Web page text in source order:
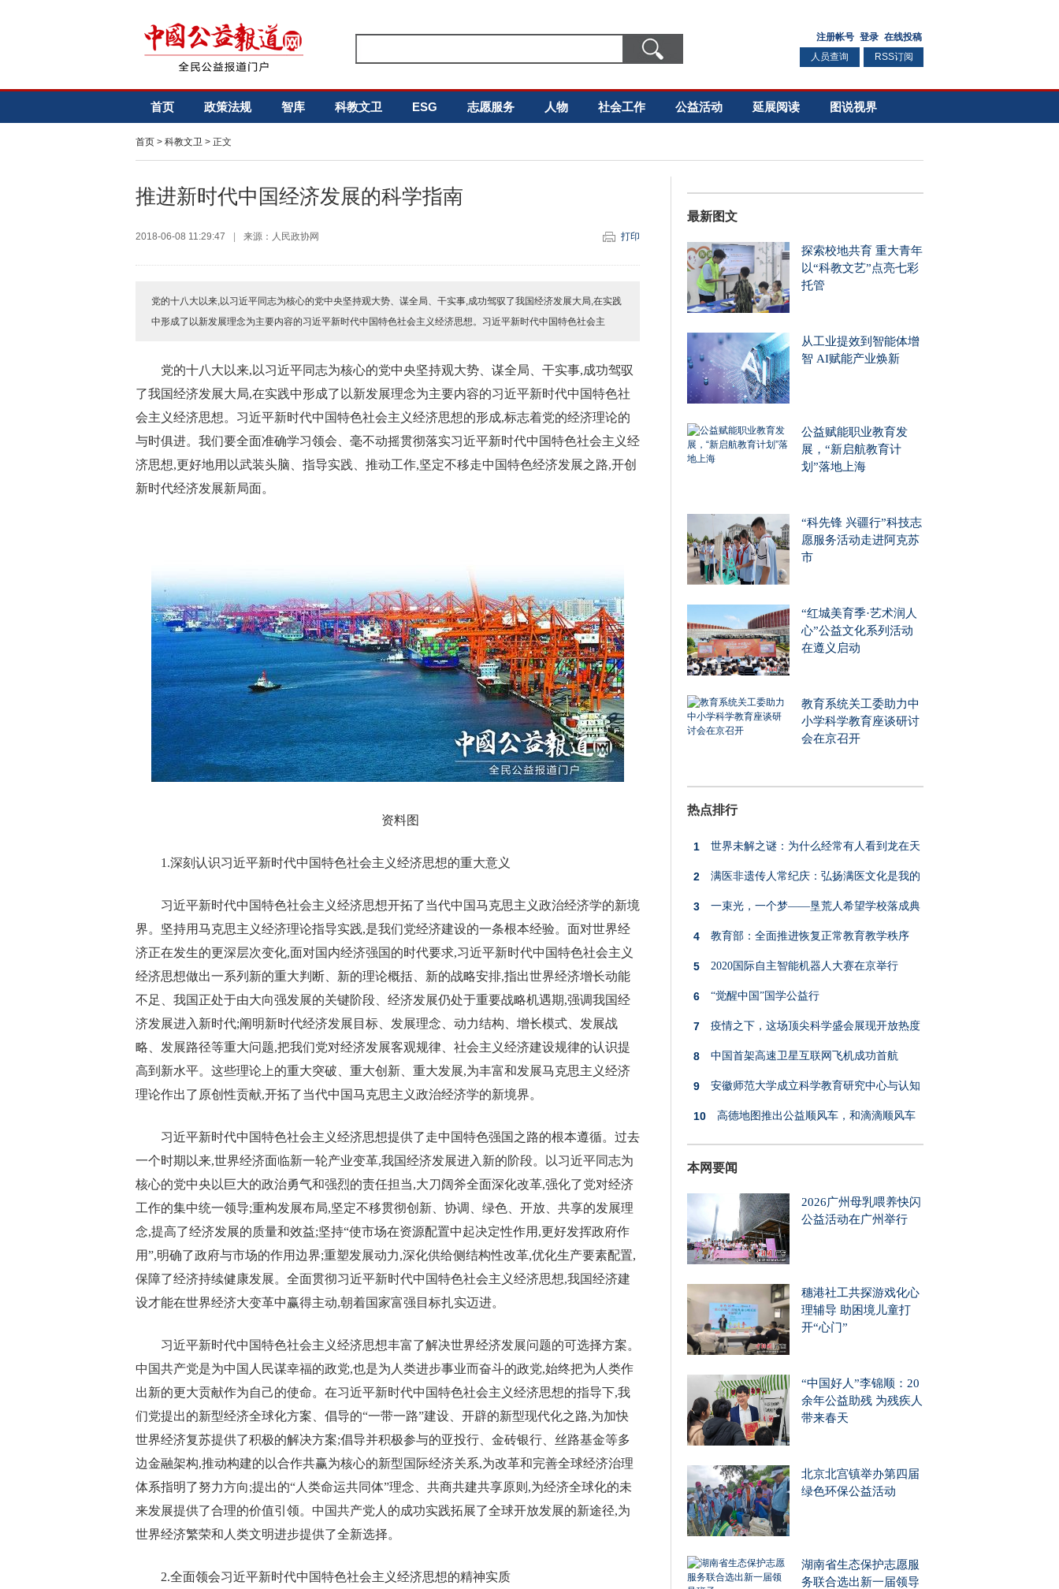
人员查询 RSS订阅
首页 政策法规 智库 科教文卫 ESG 志愿服务 人物 社会工作 公益活动 延展阅读 图说视界
首页 > 科教文卫 > 正文
推进新时代中国经济发展的科学指南
2018-06-08 11:29:47 来源：人民政协网 打印
党的十八大以来,以习近平同志为核心的党中央坚持观大势、谋全局、干实事,成功驾驭了我国经济发展大局,在实践
中形成了以新发展理念为主要内容的习近平新时代中国特色社会主义经济思想。习近平新时代中国特色社会主
党的十八大以来,以习近平同志为核心的党中央坚持观大势、谋全局、干实事,成功驾驭
了我国经济发展大局,在实践中形成了以新发展理念为主要内容的习近平新时代中国特色社
会主义经济思想。习近平新时代中国特色社会主义经济思想的形成,标志着党的经济理论的
与时俱进。我们要全面准确学习领会、毫不动摇贯彻落实习近平新时代中国特色社会主义经
济思想,更好地用以武装头脑、指导实践、推动工作,坚定不移走中国特色经济发展之路,开创
新时代经济发展新局面。
资料图
1.深刻认识习近平新时代中国特色社会主义经济思想的重大意义
习近平新时代中国特色社会主义经济思想开拓了当代中国马克思主义政治经济学的新境
界。坚持用马克思主义经济理论指导实践,是我们党经济建设的一条根本经验。面对世界经
济正在发生的更深层次变化,面对国内经济强国的时代要求,习近平新时代中国特色社会主义
经济思想做出一系列新的重大判断、新的理论概括、新的战略安排,指出世界经济增长动能
不足、我国正处于由大向强发展的关键阶段、经济发展仍处于重要战略机遇期,强调我国经
济发展进入新时代;阐明新时代经济发展目标、发展理念、动力结构、增长模式、发展战
略、发展路径等重大问题,把我们党对经济发展客观规律、社会主义经济建设规律的认识提
高到新水平。这些理论上的重大突破、重大创新、重大发展,为丰富和发展马克思主义经济
理论作出了原创性贡献,开拓了当代中国马克思主义政治经济学的新境界。
习近平新时代中国特色社会主义经济思想提供了走中国特色强国之路的根本遵循。过去
一个时期以来,世界经济面临新一轮产业变革,我国经济发展进入新的阶段。以习近平同志为
核心的党中央以巨大的政治勇气和强烈的责任担当,大刀阔斧全面深化改革,强化了党对经济
工作的集中统一领导;重构发展布局,坚定不移贯彻创新、协调、绿色、开放、共享的发展理
念,提高了经济发展的质量和效益;坚持“使市场在资源配置中起决定性作用,更好发挥政府作
用”,明确了政府与市场的作用边界;重塑发展动力,深化供给侧结构性改革,优化生产要素配置,
保障了经济持续健康发展。全面贯彻习近平新时代中国特色社会主义经济思想,我国经济建
设才能在世界经济大变革中赢得主动,朝着国家富强目标扎实迈进。
习近平新时代中国特色社会主义经济思想丰富了解决世界经济发展问题的可选择方案。
中国共产党是为中国人民谋幸福的政党,也是为人类进步事业而奋斗的政党,始终把为人类作
出新的更大贡献作为自己的使命。在习近平新时代中国特色社会主义经济思想的指导下,我
们党提出的新型经济全球化方案、倡导的“一带一路”建设、开辟的新型现代化之路,为加快
世界经济复苏提供了积极的解决方案;倡导并积极参与的亚投行、金砖银行、丝路基金等多
边金融架构,推动构建的以合作共赢为核心的新型国际经济关系,为改革和完善全球经济治理
体系指明了努力方向;提出的“人类命运共同体”理念、共商共建共享原则,为经济全球化的未
来发展提供了合理的价值引领。中国共产党人的成功实践拓展了全球开放发展的新途径,为
世界经济繁荣和人类文明进步提供了全新选择。
2.全面领会习近平新时代中国特色社会主义经济思想的精神实质
最新图文
探索校地共育 重大青年
以“科教文艺”点亮七彩
托管
从工业提效到智能体增
智 AI赋能产业焕新
公益赋能职业教育发
展，“新启航教育计
划”落地上海
“科先锋 兴疆行”科技志
愿服务活动走进阿克苏
市
“红城美育季·艺术润人
心”公益文化系列活动
在遵义启动
教育系统关工委助力中
小学科学教育座谈研讨
会在京召开
热点排行
1 世界未解之谜：为什么经常有人看到龙在天
上
2 满医非遗传人常纪庆：弘扬满医文化是我的
责
3 一束光，一个梦——垦荒人希望学校落成典
礼
4 教育部：全面推进恢复正常教育教学秩序
5 2020国际自主智能机器人大赛在京举行
6 “觉醒中国”国学公益行
7 疫情之下，这场顶尖科学盛会展现开放热度
8 中国首架高速卫星互联网飞机成功首航
9 安徽师范大学成立科学教育研究中心与认知
科10 高德地图推出公益顺风车，和滴滴顺风车
有什
本网要闻
2026广州母乳喂养快闪
公益活动在广州举行
穗港社工共探游戏化心
理辅导 助困境儿童打
开“心门”
“中国好人”李锦顺：20
余年公益助残 为残疾人
带来春天
北京北宫镇举办第四届
绿色环保公益活动
湖南省生态保护志愿服
务联合选出新一届领导